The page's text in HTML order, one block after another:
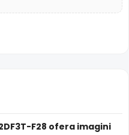
F28, compenseaza atat
de fundal, in zone
oferind detalii clare pe
F28 ofera imagini